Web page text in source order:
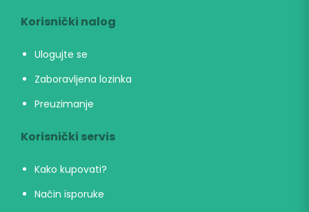
Korisnički nalog
Ulogujte se
Zaboravljena lozinka
Preuzimanje
Korisnički servis
Kako kupovati?
Način isporuke